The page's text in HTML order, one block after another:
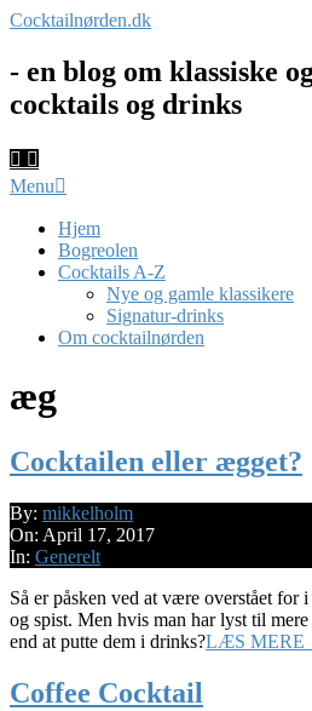
Skip
content
Cocktailnørden.dk
- en blog om klassiske
cocktails og drinks
Primary
Menu
Menu
Hjem
Bogreolen
Cocktails A-Z
Nye og gamle klassikere
Signatur-drinks
Om cocktailnørden
æg
Cocktailen eller ægget?
2017-
04-
17
By: mikkelholm
On: April 17, 2017
In: Generelt
Så er påsken ved at være overstået for
og spist. Men hvis man har lyst til
end at putte dem i drinks?LÆS MERE
Coffee Cocktail